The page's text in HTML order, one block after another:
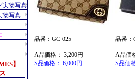
品番：GC-025
A品価格： 3,200円
S品価格： 6,000円
品番：
A品価
S品価